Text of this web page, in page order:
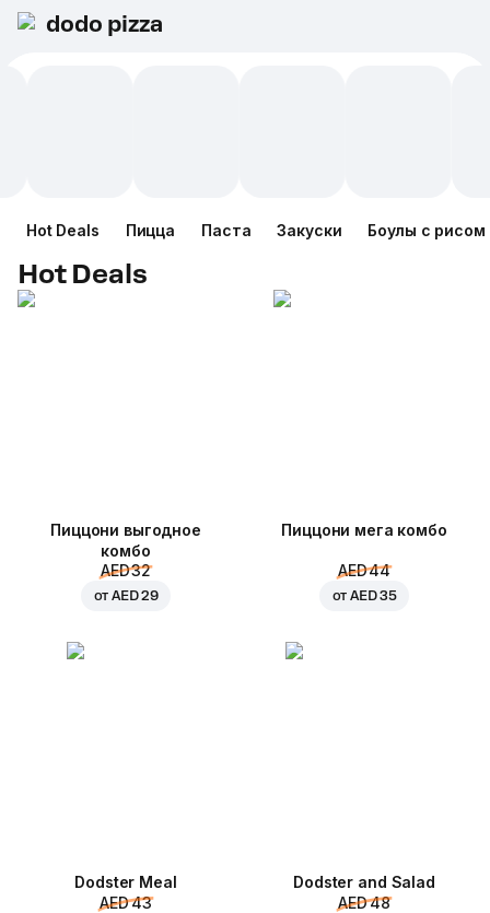
dodo pizza
Hot Deals Пицца Паста Закуски Боулы с рисом
Hot Deals
Пиццони выгодное
комбо
AED 32
отAED 29
Пиццони мега комбо
AED 44
отAED 35
Dodster Meal
AED 43
Dodster and Salad
AED 48